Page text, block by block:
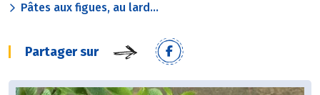
Pâtes aux figues, au lard...
Partager sur